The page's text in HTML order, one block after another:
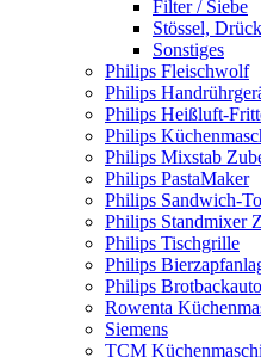
Filter / Siebe
Stössel,
Sonstiges
Philips Fleischwolf
Philips
Philips Heißluft-
Philips
Philips Mixstab
Philips PastaMaker
Philips Sandwich-
Philips Standmixer
Philips Tischgrille
Philips
Philips
Rowenta
Siemens
TCM